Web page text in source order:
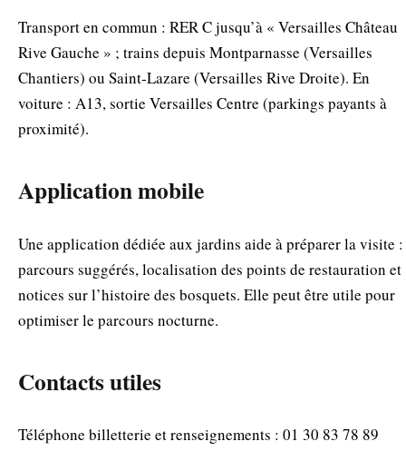
Transport en commun : RER C jusqu’à « Versailles Château
Rive Gauche » ; trains depuis Montparnasse (Versailles
Chantiers) ou Saint‑Lazare (Versailles Rive Droite). En
voiture : A13, sortie Versailles Centre (parkings payants à
proximité).
Application mobile
Une application dédiée aux jardins aide à préparer la visite :
parcours suggérés, localisation des points de restauration et
notices sur l’histoire des bosquets. Elle peut être utile pour
optimiser le parcours nocturne.
Contacts utiles
Téléphone billetterie et renseignements : 01 30 83 78 89